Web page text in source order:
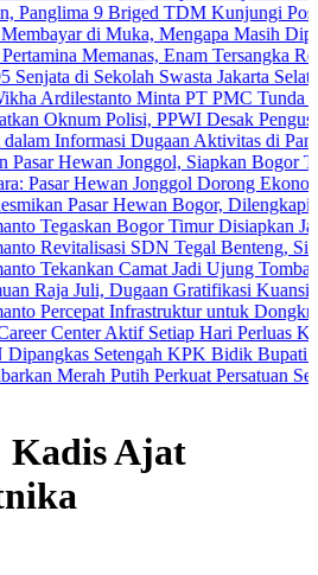
9 Briged TDM Kunjungi Pos Gabma
di Muka, Mengapa Masih Diperlakukan
Enam Tersangka Resmi
Sekolah Swasta Jakarta Selatan
Minta PT PMC Tunda Kegiatan
Polisi, PPWI Desak Pengusutan
Dugaan Aktivitas di Pantai Zore,
Jonggol, Siapkan Bogor Timur Jadi
Jonggol Dorong Ekonomi Bogor
Hewan Bogor, Dilengkapi Hotel
Bogor Timur Disiapkan Jadi Pusat
SDN Tegal Benteng, Siswa Kini
Camat Jadi Ujung Tombak
Dugaan Gratifikasi Kuansing
Infrastruktur untuk Dongkrak
Aktif Setiap Hari Perluas Kesempatan
Setengah KPK Bidik Bupati Kuansing
Putih Perkuat Persatuan Semangat
Kadis Ajat